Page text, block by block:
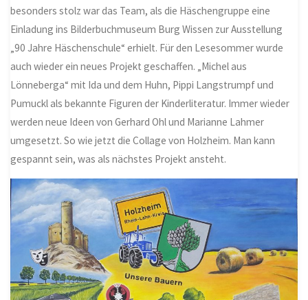
besonders stolz war das Team, als die Häschengruppe eine
Einladung ins Bilderbuchmuseum Burg Wissen zur Ausstellung
„90 Jahre Häschenschule“ erhielt. Für den Lesesommer wurde
auch wieder ein neues Projekt geschaffen. „Michel aus
Lönneberga“ mit Ida und dem Huhn, Pippi Langstrumpf und
Pumuckl als bekannte Figuren der Kinderliteratur. Immer wieder
werden neue Ideen von Gerhard Ohl und Marianne Lahmer
umgesetzt. So wie jetzt die Collage von Holzheim. Man kann
gespannt sein, was als nächstes Projekt ansteht.